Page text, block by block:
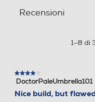
Ninja
Recensioni
1–8 di
★★★★★
★★★★★
4
DoctorPaleUmbrella101
Nice build, but